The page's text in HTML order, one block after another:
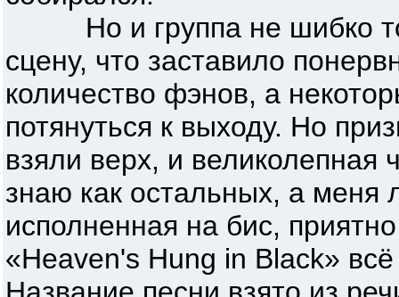
Но и группа не шибко
сцену, что заставило
количество фэнов, а
потянуться к выходу. Но
взяли верх, и великолепная
знаю как остальных, а меня
исполненная на бис,
«Heaven's Hung in Black»